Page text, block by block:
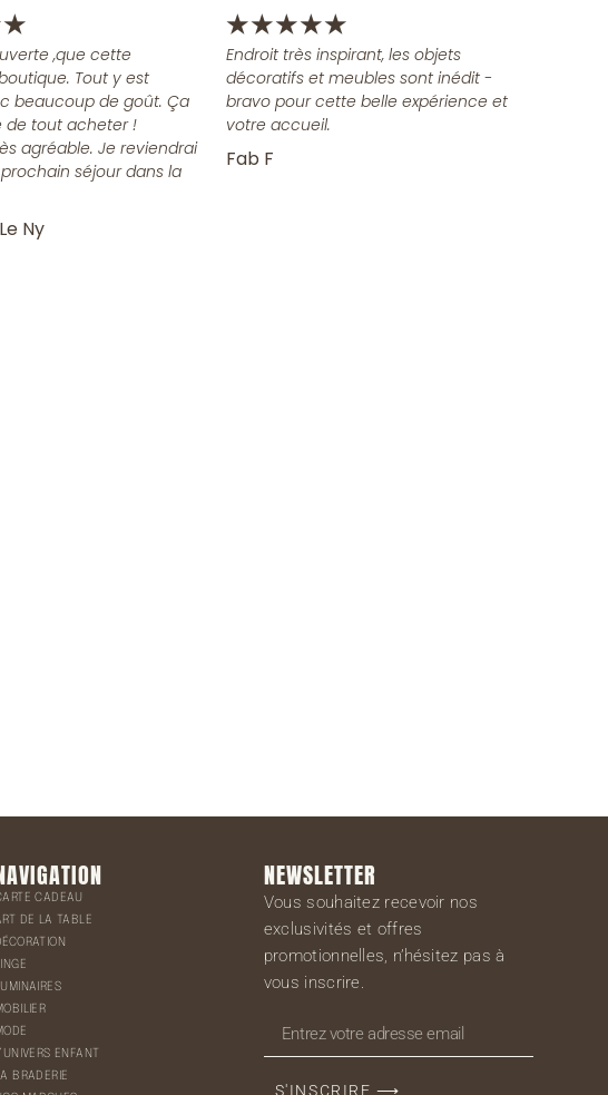
★
,que cette
Tout y est
beaucoup de goût. Ça
de tout acheter !
agréable. Je reviendrai
séjour dans la
Ny
★★★★★
Endroit très inspirant, les objets
décoratifs et meubles sont inédit -
bravo pour cette belle expérience et
votre accueil.
Fab F
CADEAU
DE LA TABLE
ENFANT
BRADERIE
NEWSLETTER
Vous souhaitez recevoir nos
exclusivités et offres
promotionnelles, n’hésitez pas à
vous inscrire.
S'INSCRIRE ⟶